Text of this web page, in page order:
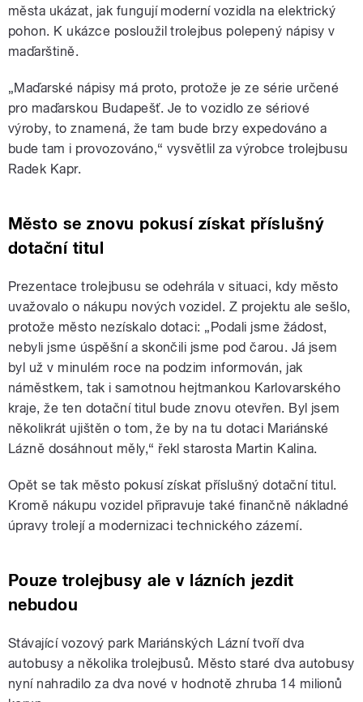
města ukázat, jak fungují moderní vozidla na elektrický
pohon. K ukázce posloužil trolejbus polepený nápisy v
maďarštině.
„Maďarské nápisy má proto, protože je ze série určené
pro maďarskou Budapešť. Je to vozidlo ze sériové
výroby, to znamená, že tam bude brzy expedováno a
bude tam i provozováno,“ vysvětlil za výrobce trolejbusu
Radek Kapr.
Město se znovu pokusí získat příslušný
dotační titul
Prezentace trolejbusu se odehrála v situaci, kdy město
uvažovalo o nákupu nových vozidel. Z projektu ale sešlo,
protože město nezískalo dotaci: „Podali jsme žádost,
nebyli jsme úspěšní a skončili jsme pod čarou. Já jsem
byl už v minulém roce na podzim informován, jak
náměstkem, tak i samotnou hejtmankou Karlovarského
kraje, že ten dotační titul bude znovu otevřen. Byl jsem
několikrát ujištěn o tom, že by na tu dotaci Mariánské
Lázně dosáhnout měly,“ řekl starosta Martin Kalina.
Opět se tak město pokusí získat příslušný dotační titul.
Kromě nákupu vozidel připravuje také finančně nákladné
úpravy trolejí a modernizaci technického zázemí.
Pouze trolejbusy ale v lázních jezdit
nebudou
Stávající vozový park Mariánských Lázní tvoří dva
autobusy a několika trolejbusů. Město staré dva autobusy
nyní nahradilo za dva nové v hodnotě zhruba 14 milionů